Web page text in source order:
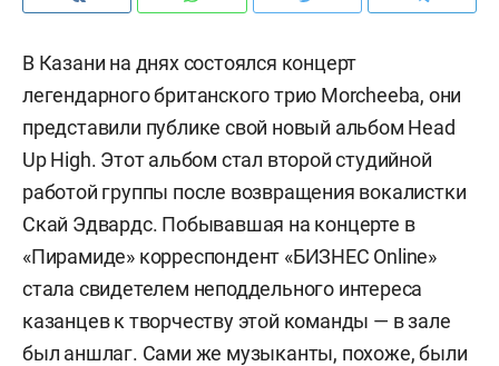
В Казани на днях состоялся концерт
легендарного британского трио Morcheeba, они
представили публике свой новый альбом Head
Up High. Этот альбом стал второй студийной
работой группы после возвращения вокалистки
Скай Эдвардс. Побывавшая на концерте в
«Пирамиде» корреспондент «БИЗНЕС Online»
стала свидетелем неподдельного интереса
казанцев к творчеству этой команды — в зале
был аншлаг. Сами же музыканты, похоже, были